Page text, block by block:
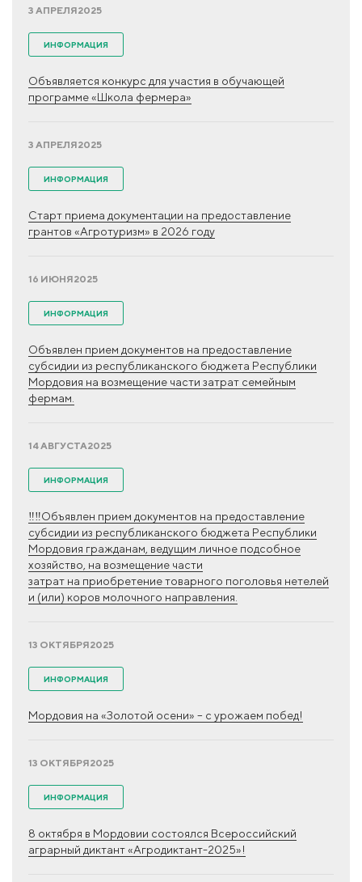
3 АПРЕЛЯ2025
ИНФОРМАЦИЯ
Объявляется конкурс для участия в обучающей
программе «Школа фермера»
3 АПРЕЛЯ2025
ИНФОРМАЦИЯ
Старт приема документации на предоставление
грантов «Агротуризм» в 2026 году
16 ИЮНЯ2025
ИНФОРМАЦИЯ
Объявлен прием документов на предоставление
субсидии из республиканского бюджета Республики
Мордовия на возмещение части затрат семейным
фермам.
14 АВГУСТА2025
ИНФОРМАЦИЯ
‼‼Объявлен прием документов на предоставление
субсидии из республиканского бюджета Республики
Мордовия гражданам, ведущим личное подсобное
хозяйство, на возмещение части
затрат на приобретение товарного поголовья нетелей
и (или) коров молочного направления.
13 ОКТЯБРЯ2025
ИНФОРМАЦИЯ
Мордовия на «Золотой осени» – с урожаем побед!
13 ОКТЯБРЯ2025
ИНФОРМАЦИЯ
8 октября в Мордовии состоялся Всероссийский
аграрный диктант «Агродиктант-2025»!